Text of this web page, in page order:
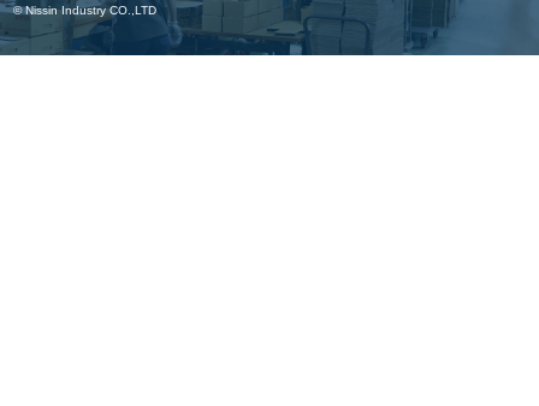
© Nissin Industry CO.,LTD